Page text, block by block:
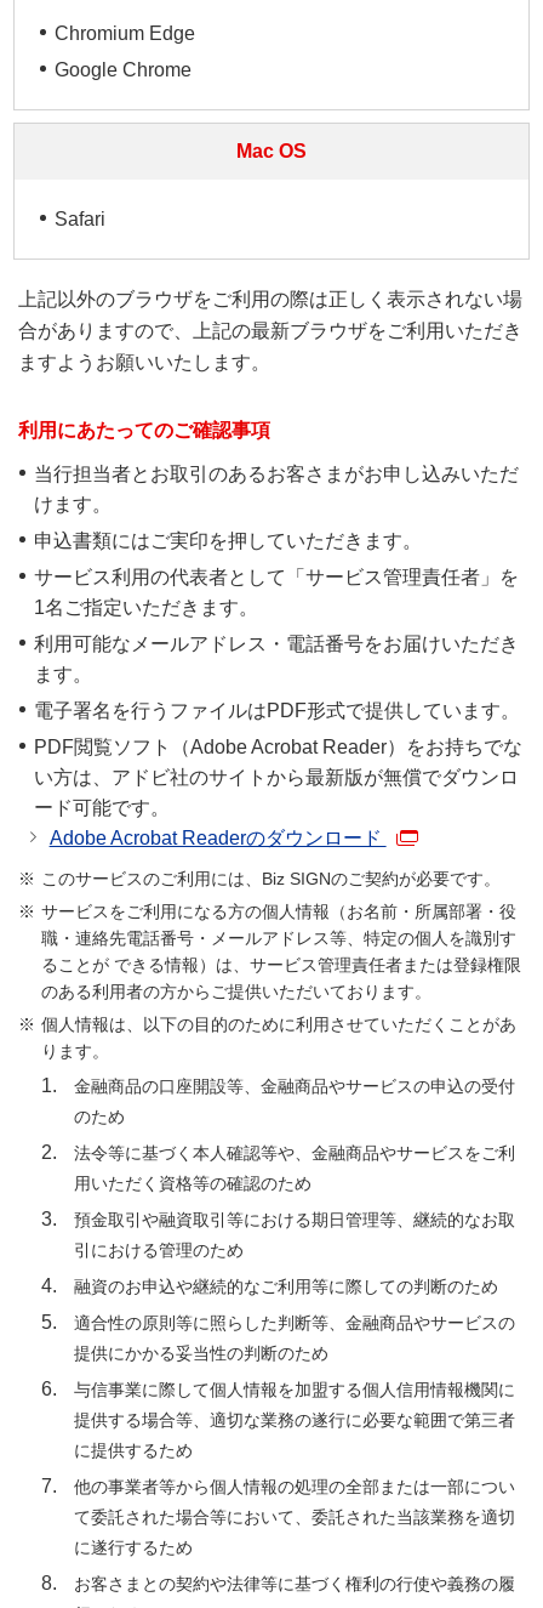
Chromium Edge
Google Chrome
Mac OS
Safari
上記以外のブラウザをご利用の際は正しく表示されない場
合がありますので、上記の最新ブラウザをご利用いただき
ますようお願いいたします。
利用にあたってのご確認事項
当行担当者とお取引のあるお客さまがお申し込みいただ
けます。
申込書類にはご実印を押していただきます。
サービス利用の代表者として「サービス管理責任者」を
1名ご指定いただきます。
利用可能なメールアドレス・電話番号をお届けいただき
ます。
電子署名を行うファイルはPDF形式で提供しています。
PDF閲覧ソフト（Adobe Acrobat Reader）をお持ちでな
い方は、アドビ社のサイトから最新版が無償でダウンロ
ード可能です。
Adobe Acrobat Readerのダウンロード
このサービスのご利用には、Biz SIGNのご契約が必要です。
サービスをご利用になる方の個人情報（お名前・所属部署・役
職・連絡先電話番号・メールアドレス等、特定の個人を識別す
ることが できる情報）は、サービス管理責任者または登録権限
のある利用者の方からご提供いただいております。
個人情報は、以下の目的のために利用させていただくことがあ
ります。
金融商品の口座開設等、金融商品やサービスの申込の受付
のため
法令等に基づく本人確認等や、金融商品やサービスをご利
用いただく資格等の確認のため
預金取引や融資取引等における期日管理等、継続的なお取
引における管理のため
融資のお申込や継続的なご利用等に際しての判断のため
適合性の原則等に照らした判断等、金融商品やサービスの
提供にかかる妥当性の判断のため
与信事業に際して個人情報を加盟する個人信用情報機関に
提供する場合等、適切な業務の遂行に必要な範囲で第三者
に提供するため
他の事業者等から個人情報の処理の全部または一部につい
て委託された場合等において、委託された当該業務を適切
に遂行するため
お客さまとの契約や法律等に基づく権利の行使や義務の履